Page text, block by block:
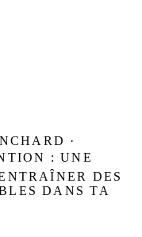
·
: UNE
DES
DANS TA